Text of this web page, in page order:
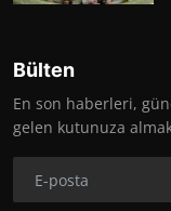
Bülten
En son haberleri,
gelen kutunuza